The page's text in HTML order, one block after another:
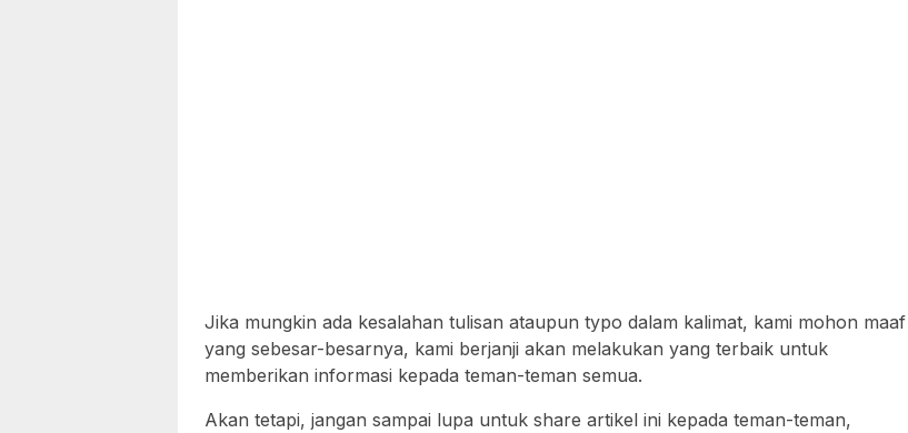
Jika mungkin ada kesalahan tulisan ataupun typo dalam kalimat, kami mohon maaf
yang sebesar-besarnya, kami berjanji akan melakukan yang terbaik untuk
memberikan informasi kepada teman-teman semua.
Akan tetapi, jangan sampai lupa untuk share artikel ini kepada teman-teman,